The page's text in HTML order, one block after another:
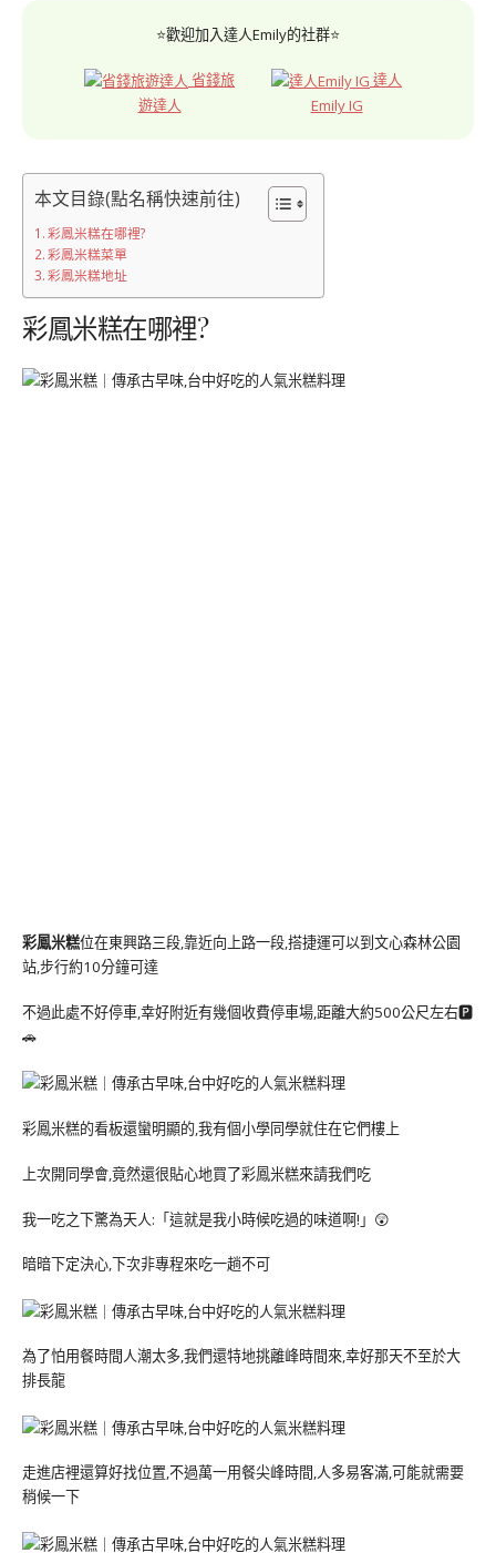
⭐歡迎加入達人Emily的社群⭐
省錢旅
遊達人
達人
Emily IG
本文目錄(點名稱快速前往)
彩鳳米糕在哪裡?
彩鳳米糕菜單
彩鳳米糕地址
彩鳳米糕在哪裡?
彩鳳米糕位在東興路三段,靠近向上路一段,搭捷運可以到文心森林公園
站,步行約10分鐘可達
不過此處不好停車,幸好附近有幾個收費停車場,距離大約500公尺左右🅿️
🚗
彩鳳米糕的看板還蠻明顯的,我有個小學同學就住在它們樓上
上次開同學會,竟然還很貼心地買了彩鳳米糕來請我們吃
我一吃之下驚為天人:「這就是我小時候吃過的味道啊!」😲
暗暗下定決心,下次非專程來吃一趟不可
為了怕用餐時間人潮太多,我們還特地挑離峰時間來,幸好那天不至於大
排長龍
走進店裡還算好找位置,不過萬一用餐尖峰時間,人多易客滿,可能就需要
稍候一下